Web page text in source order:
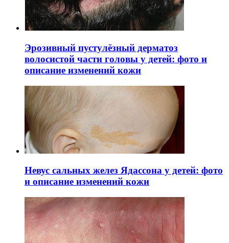
Эрозивный пустулёзный дерматоз
волосистой части головы у детей: фото и
описание изменений кожи
Невус сальных желез Ядассона у детей: фото
и описание изменений кожи